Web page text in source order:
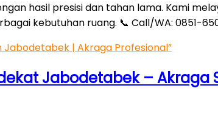
hasil presisi dan tahan lama. Kami
kebutuhan ruang. 📞 Call/WA: 0851-
Jabodetabek | Akraga Profesional”
Jabodetabek – Akraga